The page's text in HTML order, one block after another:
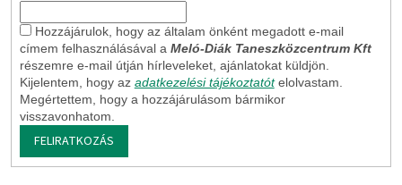
Hozzájárulok, hogy az általam önként megadott e-mail
címem felhasználásával a Meló-Diák Taneszközcentrum Kft
részemre e-mail útján hírleveleket, ajánlatokat küldjön.
Kijelentem, hogy az adatkezelési tájékoztatót elolvastam.
Megértettem, hogy a hozzájárulásom bármikor
visszavonhatom.
FELIRATKOZÁS